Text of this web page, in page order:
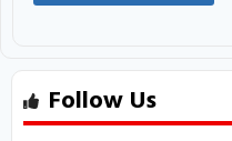
Follow Us